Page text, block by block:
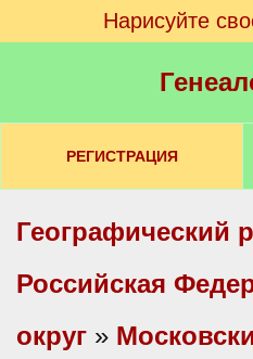
Нарисуйте
РЕГИСТРАЦИЯ
Географический
Российская
округ »